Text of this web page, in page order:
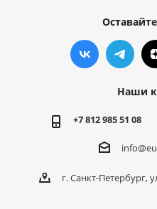
Наши
+7 812 985 51 08
г. Санкт-Петербург,